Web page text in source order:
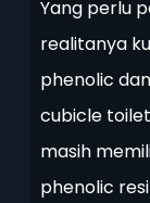
Yang perlu
realitanya
phenolic
cubicle toilet
masih
phenolic